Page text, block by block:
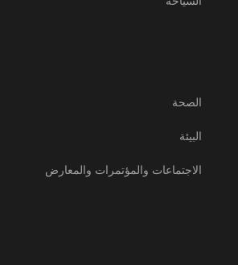
الصحة
البيئة
الاجتماعات والمؤتمرات والمعارض